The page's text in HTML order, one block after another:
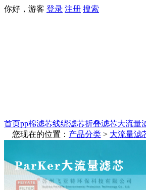
你好，游客 登录 注册 搜索
首页pp棉滤芯线绕滤芯折叠滤芯大流量
您现在的位置： 产品分类 > 大流量滤